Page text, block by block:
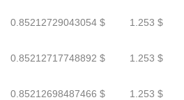
0.85212729043054 $ 1.253 $
0.85212717748892 $ 1.253 $
0.85212698487466 $ 1.253 $